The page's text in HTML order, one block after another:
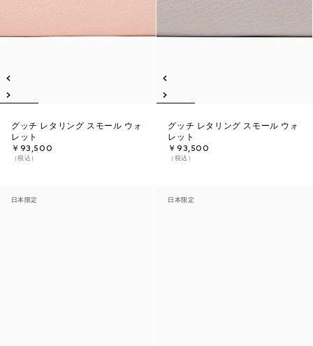
グッチ レタリング スモール ウォ
レット
￥93,500
（税込）
グッチ レタリング スモール ウォ
レット
￥93,500
（税込）
日本限定 日本限定